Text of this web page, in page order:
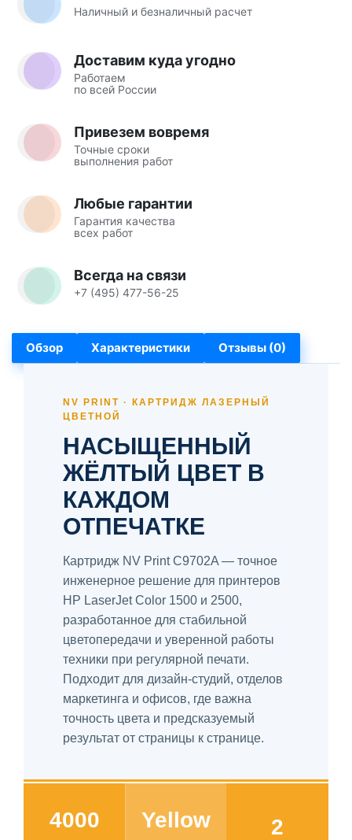
Наличный и безналичный расчет
Доставим куда угодно
Работаем
по всей России
Привезем вовремя
Точные сроки
выполнения работ
Любые гарантии
Гарантия качества
всех работ
Всегда на связи
+7 (495) 477-56-25
Обзор Характеристики Отзывы (0)
NV PRINT · КАРТРИДЖ ЛАЗЕРНЫЙ
ЦВЕТНОЙ
НАСЫЩЕННЫЙ
ЖЁЛТЫЙ ЦВЕТ В
КАЖДОМ
ОТПЕЧАТКЕ
Картридж NV Print C9702A — точное
инженерное решение для принтеров
HP LaserJet Color 1500 и 2500,
разработанное для стабильной
цветопередачи и уверенной работы
техники при регулярной печати.
Подходит для дизайн-студий, отделов
маркетинга и офисов, где важна
точность цвета и предсказуемый
результат от страницы к странице.
4000 Yellow 2